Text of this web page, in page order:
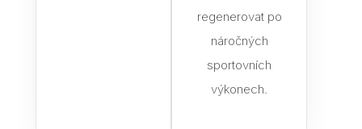
regenerovat po
náročných
sportovních
výkonech.